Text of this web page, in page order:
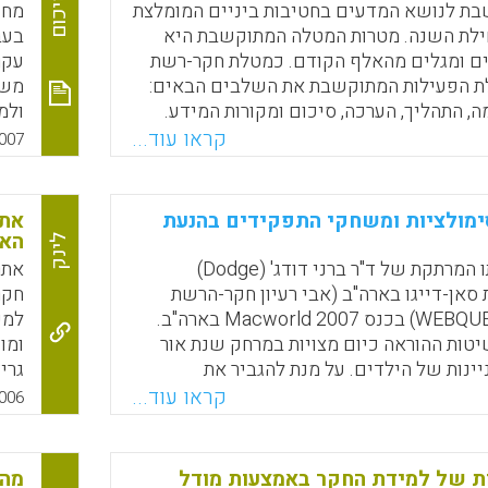
Email
X
Email
X
לנושא המדעים בחטיבות ביניים המומלצת
השנה. מטרות המטלה המתוקשבת היא
ומגלים מהאלף הקודם. כמטלת חקר-רשת
הפעילות המתוקשבת את השלבים הבאים:
התהליך, הערכה, סיכום ומקורות המידע.
ידי מורים המלמדים מדעים בחט"ב ובתיכון
ארצי)
Email
X
קראו עוד...
סיכום
ומשחקי התפקידים בהנעת
עיקרי הרצאתו המרתקת של ד"ר ברני דודג' (Dodge)
סאן-דייגו בארה"ב (אבי רעיון חקר-הרשת
במודל ה-WEBQUEST) בכנס Macworld 2007 בארה"ב.
ההוראה כיום מצויות במרחק שנת אור
של הילדים. על מנת להגביר את
הלומד בתחומי דעת שונים יש לשלב יותר
של סימולציה במחשבים. התלמידים זקוקים
כל הזמן ויש למצוא דרכים על מנת לאתגר
משחקי תפקידים. דודג' מדגים בהרצאתו
קראו עוד...
לינק
של למידת החקר באמצעות מודל